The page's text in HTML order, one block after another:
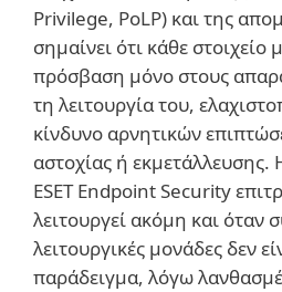
Privilege, PoLP) και της
σημαίνει ότι κάθε στοιχείο
πρόσβαση μόνο στους
τη λειτουργία του,
κίνδυνο αρνητικών
αστοχίας ή εκμετάλλευσης.
ESET Endpoint Security
λειτουργεί ακόμη και όταν
λειτουργικές μονάδες δεν
παράδειγμα, λόγω